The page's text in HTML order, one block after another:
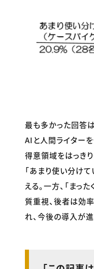
最も多かった回答
AIと人間ライター
得意領域をはっき
「あまり使い分け
える。一方、「まっ
質重視、後者は効
れ、今後の導入が